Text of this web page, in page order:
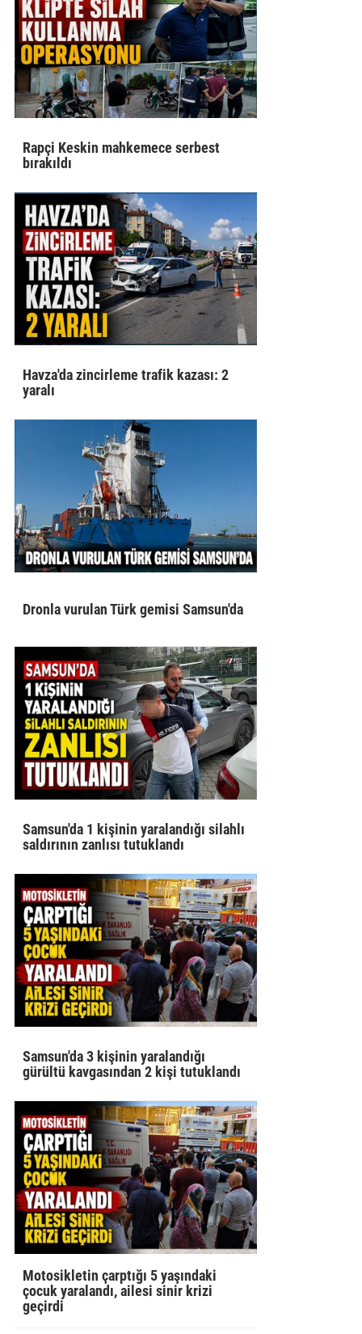
Rapçi Keskin mahkemece serbest
bırakıldı
Havza'da zincirleme trafik kazası: 2
yaralı
Dronla vurulan Türk gemisi Samsun'da
Samsun'da 1 kişinin yaralandığı silahlı
saldırının zanlısı tutuklandı
Samsun'da 3 kişinin yaralandığı
gürültü kavgasından 2 kişi tutuklandı
Motosikletin çarptığı 5 yaşındaki
çocuk yaralandı, ailesi sinir krizi
geçirdi